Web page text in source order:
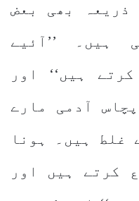
ذریعہ بھی بعض
ہیں۔ ’’آئیے
ہیں‘‘ اور
آدمی مارے
غلط ہیں۔ ہونا
کرتے ہیں اور